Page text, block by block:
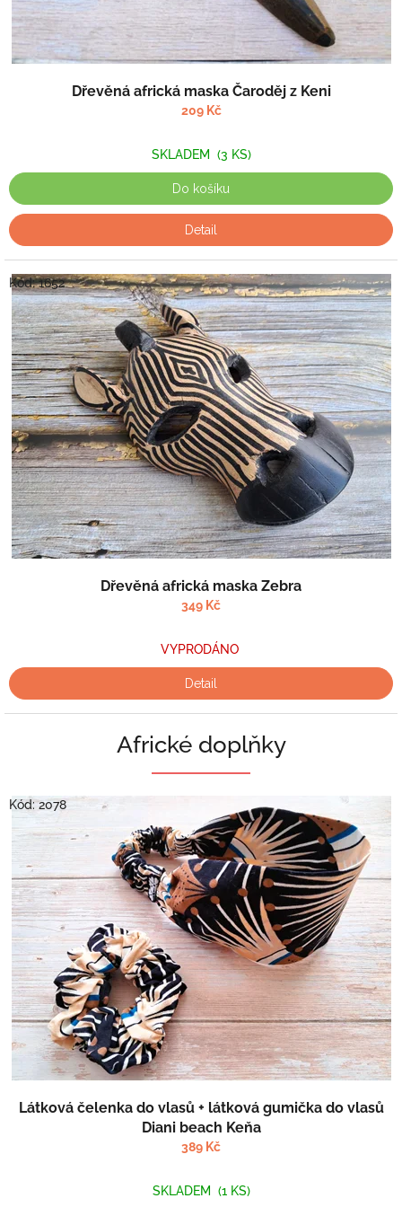
Dřevěná africká maska Čaroděj z Keni
209 Kč
SKLADEM (3 KS)
Do košíku
Detail
hodnocení
produktu
5,0
z
5
Dřevěná africká maska Zebra
349 Kč
VYPRODÁNO
Detail
Kód:1652
Africké doplňky
Látková čelenka do vlasů + látková gumička do vlasů
Diani beach Keňa
389 Kč
SKLADEM (1 KS)
Kód:2078